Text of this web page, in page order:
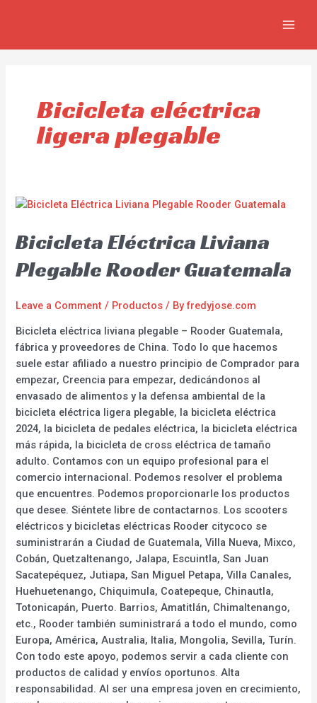
Bicicleta eléctrica
ligera plegable
Bicicleta Eléctrica Liviana
Plegable Rooder Guatemala
Leave a Comment / Productos / Byfredyjose.com
Bicicleta eléctrica liviana plegable – Rooder Guatemala,
fábrica y proveedores de China. Todo lo que hacemos
suele estar afiliado a nuestro principio de Comprador para
empezar, Creencia para empezar, dedicándonos al
envasado de alimentos y la defensa ambiental de la
bicicleta eléctrica ligera plegable, la bicicleta eléctrica
2024, la bicicleta de pedales eléctrica, la bicicleta eléctrica
más rápida, la bicicleta de cross eléctrica de tamaño
adulto. Contamos con un equipo profesional para el
comercio internacional. Podemos resolver el problema
que encuentres. Podemos proporcionarle los productos
que desee. Siéntete libre de contactarnos. Los scooters
eléctricos y bicicletas eléctricas Rooder citycoco se
suministrarán a Ciudad de Guatemala, Villa Nueva, Mixco,
Cobán, Quetzaltenango, Jalapa, Escuintla, San Juan
Sacatepéquez, Jutiapa, San Miguel Petapa, Villa Canales,
Huehuetenango, Chiquimula, Coatepeque, Chinautla,
Totonicapán, Puerto. Barrios, Amatitlán, Chimaltenango,
etc., Rooder también suministrará a todo el mundo, como
Europa, América, Australia, Italia, Mongolia, Sevilla, Turín.
Con todo este apoyo, podemos servir a cada cliente con
productos de calidad y envíos oportunos. Alta
responsabilidad. Al ser una empresa joven en crecimiento,